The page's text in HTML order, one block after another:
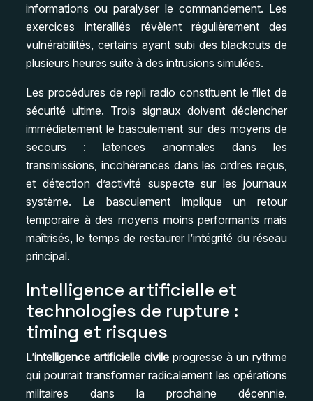
informations ou paralyser le commandement. Les
exercices interalliés révèlent régulièrement des
vulnérabilités, certains ayant subi des blackouts de
plusieurs heures suite à des intrusions simulées.
Les procédures de repli radio constituent le filet de
sécurité ultime. Trois signaux doivent déclencher
immédiatement le basculement sur des moyens de
secours : latences anormales dans les
transmissions, incohérences dans les ordres reçus,
et détection d’activité suspecte sur les journaux
système. Le basculement implique un retour
temporaire à des moyens moins performants mais
maîtrisés, le temps de restaurer l’intégrité du réseau
principal.
Intelligence artificielle et
technologies de rupture :
timing et risques
L’intelligence artificielle civile progresse à un rythme
qui pourrait transformer radicalement les opérations
militaires dans la prochaine décennie.